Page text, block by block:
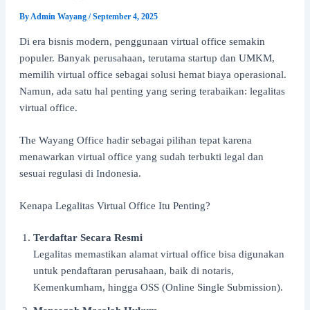
ByAdmin Wayang /September 4, 2025
Di era bisnis modern, penggunaan virtual office semakin
populer. Banyak perusahaan, terutama startup dan UMKM,
memilih virtual office sebagai solusi hemat biaya operasional.
Namun, ada satu hal penting yang sering terabaikan: legalitas
virtual office.
The Wayang Office hadir sebagai pilihan tepat karena
menawarkan virtual office yang sudah terbukti legal dan
sesuai regulasi di Indonesia.
Kenapa Legalitas Virtual Office Itu Penting?
Terdaftar Secara Resmi
Legalitas memastikan alamat virtual office bisa digunakan
untuk pendaftaran perusahaan, baik di notaris,
Kemenkumham, hingga OSS (Online Single Submission).